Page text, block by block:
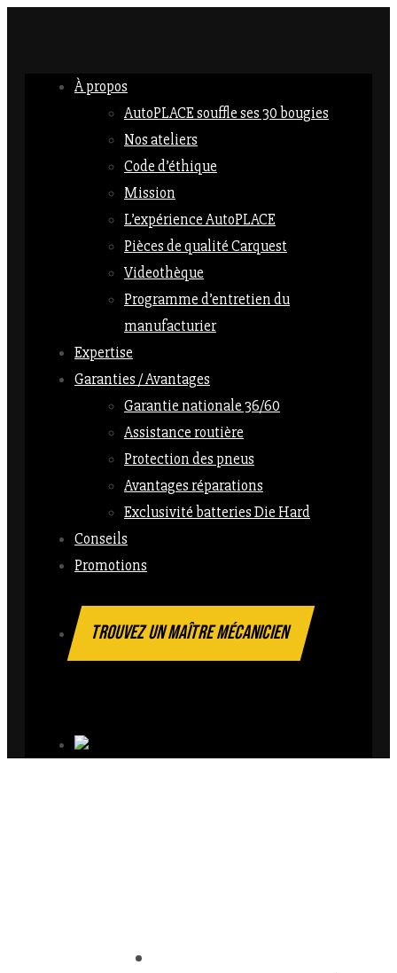
À propos
AutoPLACE souffle ses 30 bougies
Nos ateliers
Code d’éthique
Mission
L’expérience AutoPLACE
Pièces de qualité Carquest
Videothèque
Programme d’entretien du
manufacturier
Expertise
Garanties / Avantages
Garantie nationale 36/60
Assistance routière
Protection des pneus
Avantages réparations
Exclusivité batteries Die Hard
Conseils
Promotions
TROUVEZ UN MAÎTRE MÉCANICIEN